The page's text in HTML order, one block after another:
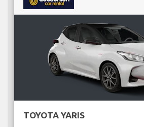
TOYOTA YARIS